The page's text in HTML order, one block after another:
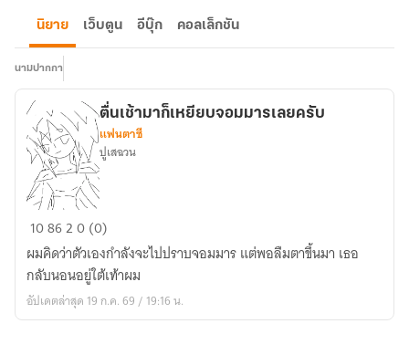
นิยาย เว็บตูน อีบุ๊ก คอลเล็กชัน
นามปากกา
ตื่น
เช้า
มา
ก็
เหยียบ
ตื่นเช้ามาก็เหยียบจอมมารเลยครับ
แฟนตาซี
ปูเสฉวน
108620 (0)
ผมคิดว่าตัวเองกำลังจะไปปราบจอมมาร แต่พอลืมตาขึ้นมา เธอ
กลับนอนอยู่ใต้เท้าผม
อัปเดตล่าสุด 19 ก.ค. 69 / 19:16 น.